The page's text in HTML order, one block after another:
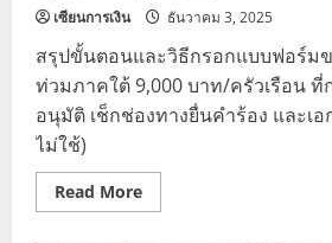
เซียนการเงิน ธันวาคม 3, 2025
สรุปขั้นตอนและวิธีกรอกแบบฟอร์มข
ท่วมภาคใต้ 9,000 บาท/ครัวเรือน ที่
อนุมัติ เช็กช่องทางยื่นคำร้อง และเ
ไม่ใช้)
Read MoreRead
more